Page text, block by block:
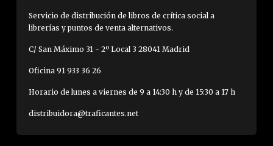
Servicio de distribución de libros de crítica social a
librerías y puntos de venta alternativos.
C/ San Máximo 31 - 2º Local 3 28041 Madrid
Oficina 91 933 36 26
Horario de lunes a viernes de 9 a 14:30 h y de 15:30 a 17 h
distribuidora@traficantes.net